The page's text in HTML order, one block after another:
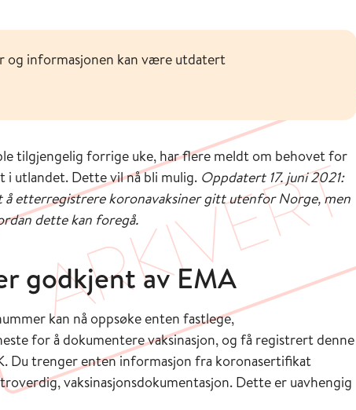
og informasjonen kan være utdatert
tilgjengelig forrige uke, har flere meldt om behovet for
utlandet. Dette vil nå bli mulig. Oppdatert 17. juni 2021:
å etterregistrere koronavaksiner gitt utenfor Norge, men
dette kan foregå.
godkjent av EMA
kan nå oppsøke enten fastlege,
for å dokumentere vaksinasjon, og få registrert denne
Du trenger enten informasjon fra koronasertifikat
vaksinasjonsdokumentasjon. Dette er uavhengig